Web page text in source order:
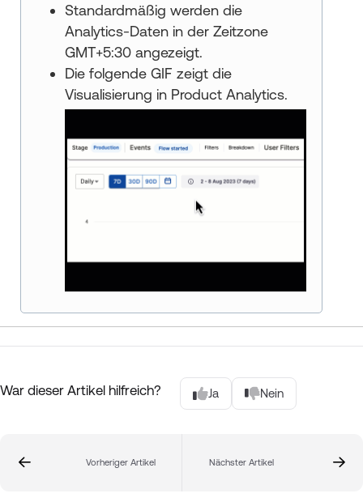
Standardmäßig werden die
Analytics-Daten in der Zeitzone
GMT+5:30 angezeigt.
Die folgende GIF zeigt die
Visualisierung in Product Analytics.
War dieser Artikel hilfreich? Ja Nein
Vorheriger Artikel Nächster Artikel